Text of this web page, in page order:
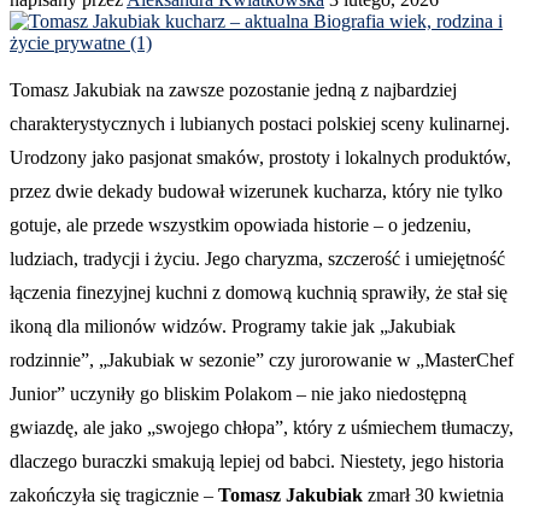
Tomasz Jakubiak na zawsze pozostanie jedną z najbardziej
charakterystycznych i lubianych postaci polskiej sceny kulinarnej.
Urodzony jako pasjonat smaków, prostoty i lokalnych produktów,
przez dwie dekady budował wizerunek kucharza, który nie tylko
gotuje, ale przede wszystkim opowiada historie – o jedzeniu,
ludziach, tradycji i życiu. Jego charyzma, szczerość i umiejętność
łączenia finezyjnej kuchni z domową kuchnią sprawiły, że stał się
ikoną dla milionów widzów. Programy takie jak „Jakubiak
rodzinnie”, „Jakubiak w sezonie” czy jurorowanie w „MasterChef
Junior” uczyniły go bliskim Polakom – nie jako niedostępną
gwiazdę, ale jako „swojego chłopa”, który z uśmiechem tłumaczy,
dlaczego buraczki smakują lepiej od babci. Niestety, jego historia
zakończyła się tragicznie – Tomasz Jakubiak zmarł 30 kwietnia